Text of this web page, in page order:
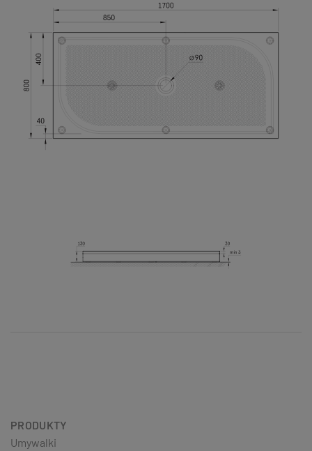
PRODUKTY
Umywalki